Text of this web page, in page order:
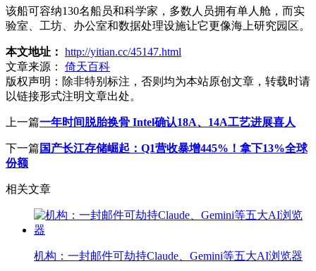
该船可容纳130名船员和科学家，多数人员拥有单人舱，而实
验室、工坊、办公室和数据处理设施让它更像海上研究园区。
本文地址： http://yitian.cc/45147.html
文章来源：
倚天百科
版权声明： 除非特别标注，否则均为本站原创文章，转载时请
以链接形式注明文章出处。
上一篇一年时间脱胎换骨 Intel确认18A、14A工艺进展喜人
下一篇 国产长江存储崛起：Q1营收暴增445%！拿下13%全球
份额
相关文章
机构：一封邮件可劫持Claude、Gemini等五大AI浏览器